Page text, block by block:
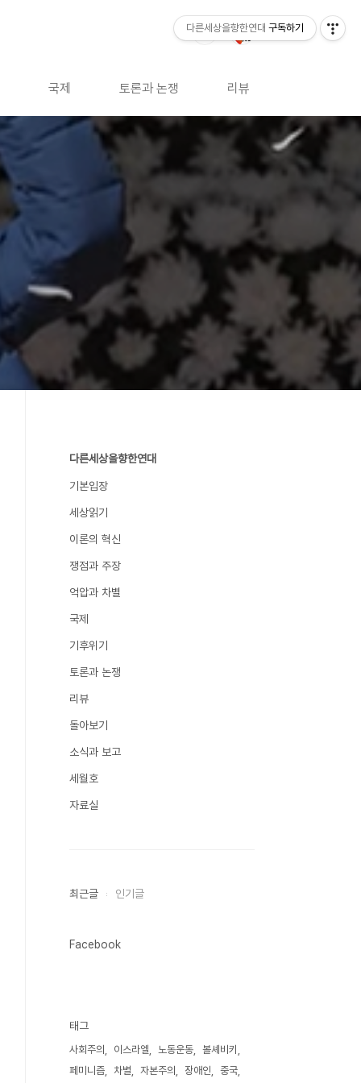
국제 토론과 논쟁 리뷰
다른세상을향한연대
기본입장
세상읽기
이론의 혁신
쟁점과 주장
억압과 차별
국제
기후위기
토론과 논쟁
리뷰
돌아보기
소식과 보고
세월호
자료실
최근글 인기글
Facebook
태그
사회주의 이스라엘 노동운동
볼셰비키
페미니즘
차별 자본주의 장애인 중국
다른세상을향한연대 구독하기